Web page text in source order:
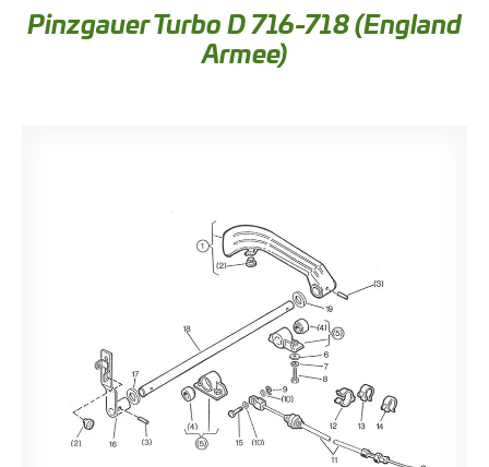
Pinzgauer Turbo D 716-718 (England
Armee)